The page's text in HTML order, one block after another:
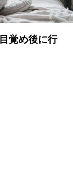
覚め後に行